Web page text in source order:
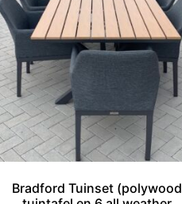
Bradford Tuinset (polywood